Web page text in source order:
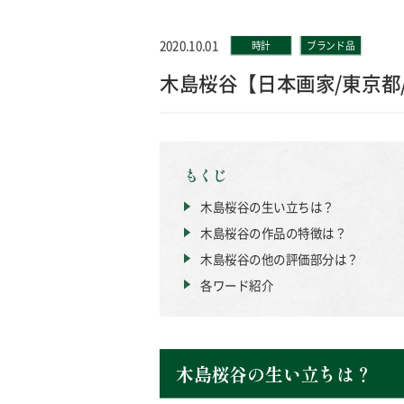
2020.10.01 時計 ブランド品
木島桜谷【日本画家/東京
もくじ
木島桜谷の生い立ちは？
木島桜谷の作品の特徴は？
木島桜谷の他の評価部分は？
各ワード紹介
木島桜谷の生い立ちは？